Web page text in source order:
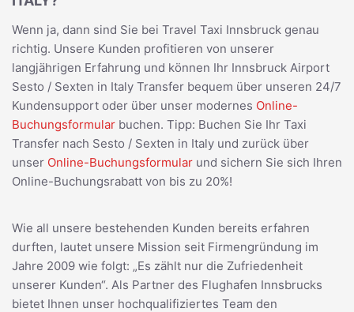
Wenn ja, dann sind Sie bei Travel Taxi Innsbruck genau
richtig. Unsere Kunden profitieren von unserer
langjährigen Erfahrung und können Ihr Innsbruck Airport
Sesto / Sexten in Italy Transfer bequem über unseren 24/7
Kundensupport oder über unser modernes Online-
Buchungsformular buchen. Tipp: Buchen Sie Ihr Taxi
Transfer nach Sesto / Sexten in Italy und zurück über
unser Online-Buchungsformular und sichern Sie sich Ihren
Online-Buchungsrabatt von bis zu 20%!
Wie all unsere bestehenden Kunden bereits erfahren
durften, lautet unsere Mission seit Firmengründung im
Jahre 2009 wie folgt: „Es zählt nur die Zufriedenheit
unserer Kunden“. Als Partner des Flughafen Innsbrucks
bietet Ihnen unser hochqualifiziertes Team den